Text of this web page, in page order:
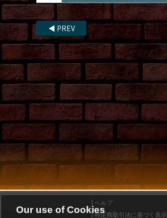
◀ PREV
ヘルプ
特定商取引法に基づく表示
Our use of Cookies